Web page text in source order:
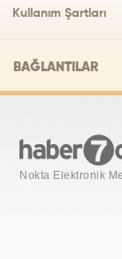
Kullanım Şartları
BAĞLANTILAR
Nokta Elektronik